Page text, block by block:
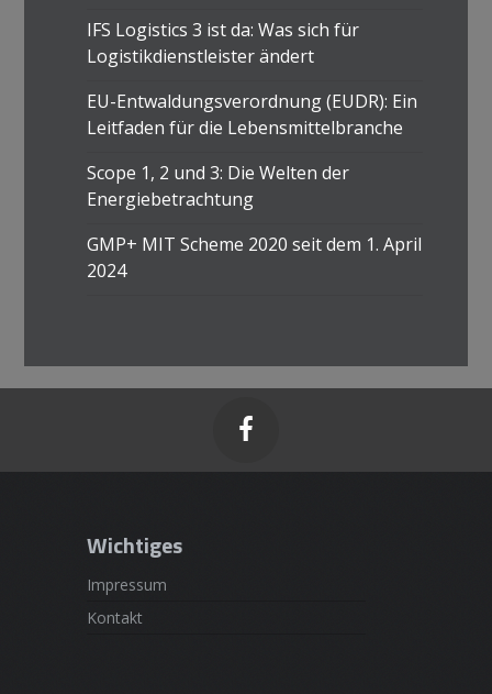
IFS Logistics 3 ist da: Was sich für
Logistikdienstleister ändert
EU-Entwaldungsverordnung (EUDR): Ein
Leitfaden für die Lebensmittelbranche
Scope 1, 2 und 3: Die Welten der
Energiebetrachtung
GMP+ MIT Scheme 2020 seit dem 1. April
2024

Wichtiges
Impressum
Kontakt